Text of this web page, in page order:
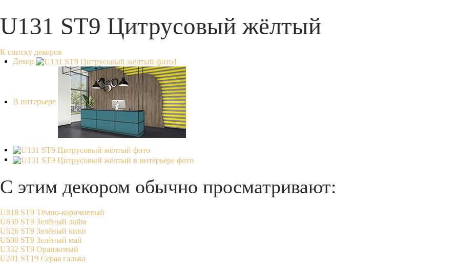
U131 ST9 Цитрусовый жёлтый
К списку декоров
Декор
В интерьере
С этим декором обычно просматривают:
U818 ST9 Тёмно-коричневый
U630 ST9 Зелёный лайм
U626 ST9 Зелёный киви
U600 ST9 Зелёный май
U332 ST9 Оранжевый
U201 ST19 Серая галька